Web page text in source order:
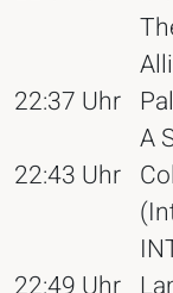
22:37 Uhr
A
22:43 Uhr